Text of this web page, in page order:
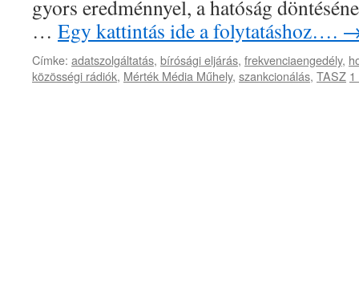
gyors eredménnyel, a hatóság
… Egy kattintás ide a folytatáshoz….
Címke: adatszolgáltatás, bírósági eljárás, frekvenciaengedély,
közösségi rádiók, Mérték Média Műhely, szankcionálás, TASZ